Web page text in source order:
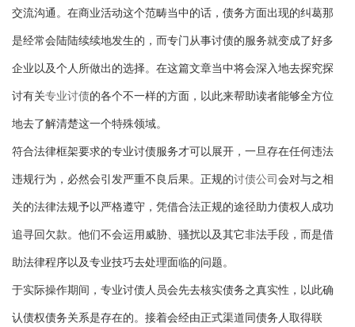
交流沟通。在商业活动这个范畴当中的话，债务方面出现的纠葛那
是经常会陆陆续续地发生的，而专门从事讨债的服务就变成了好多
企业以及个人所做出的选择。在这篇文章当中将会深入地去探究探
讨有关专业讨债的各个不一样的方面，以此来帮助读者能够全方位
地去了解清楚这一个特殊领域。
符合法律框架要求的专业讨债服务才可以展开，一旦存在任何违法
违规行为，必然会引发严重不良后果。正规的讨债公司会对与之相
关的法律法规予以严格遵守，凭借合法正规的途径助力债权人成功
追寻回欠款。他们不会运用威胁、骚扰以及其它非法手段，而是借
助法律程序以及专业技巧去处理面临的问题。
于实际操作期间，专业讨债人员会先去核实债务之真实性，以此确
认债权债务关系是存在的。接着会经由正式渠道同债务人取得联